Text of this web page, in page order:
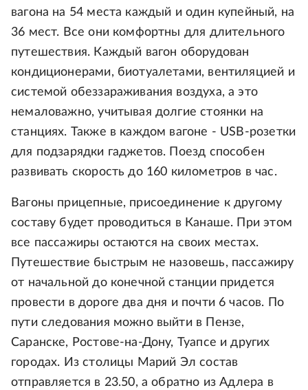
вагона на 54 места каждый и один купейный, на
36 мест. Все они комфортны для длительного
путешествия. Каждый вагон оборудован
кондиционерами, биотуалетами, вентиляцией и
системой обеззараживания воздуха, а это
немаловажно, учитывая долгие стоянки на
станциях. Также в каждом вагоне - USB-розетки
для подзарядки гаджетов. Поезд способен
развивать скорость до 160 километров в час.
Вагоны прицепные, присоединение к другому
составу будет проводиться в Канаше. При этом
все пассажиры остаются на своих местах.
Путешествие быстрым не назовешь, пассажиру
от начальной до конечной станции придется
провести в дороге два дня и почти 6 часов. По
пути следования можно выйти в Пензе,
Саранске, Ростове-на-Дону, Туапсе и других
городах. Из столицы Марий Эл состав
отправляется в 23.50, а обратно из Адлера в